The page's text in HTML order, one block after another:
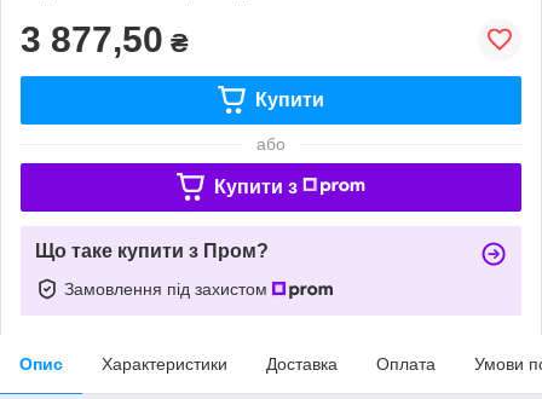
3 877,50 ₴
Купити
або
Купити з
Що таке купити з Пром?
Замовлення під захистом
Опис Характеристики Доставка Оплата Умови